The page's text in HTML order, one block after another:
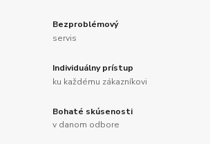
Bezproblémový
servis
Individuálny prístup
ku každému zákazníkovi
Bohaté skúsenosti
v danom odbore